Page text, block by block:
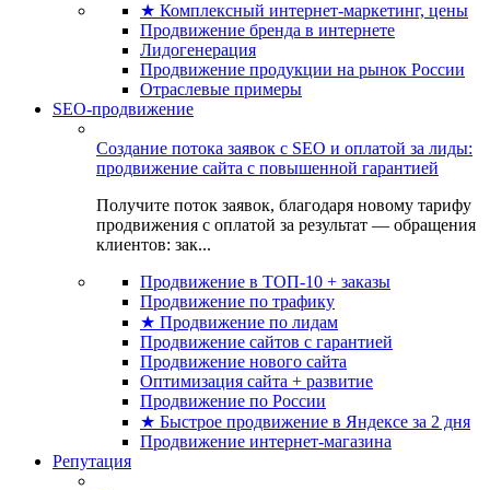
★ Комплексный интернет-маркетинг, цены
Продвижение бренда в интернете
Лидогенерация
Продвижение продукции на рынок России
Отраслевые примеры
SEO-продвижение
Создание потока заявок с SEO и оплатой за лиды:
продвижение сайта с повышенной гарантией
Получите поток заявок, благодаря новому тарифу
продвижения с оплатой за результат — обращения
клиентов: зак...
Продвижение в ТОП-10 + заказы
Продвижение по трафику
★ Продвижение по лидам
Продвижение сайтов с гарантией
Продвижение нового сайта
Оптимизация сайта + развитие
Продвижение по России
★ Быстрое продвижение в Яндексе за 2 дня
Продвижение интернет-магазина
Репутация